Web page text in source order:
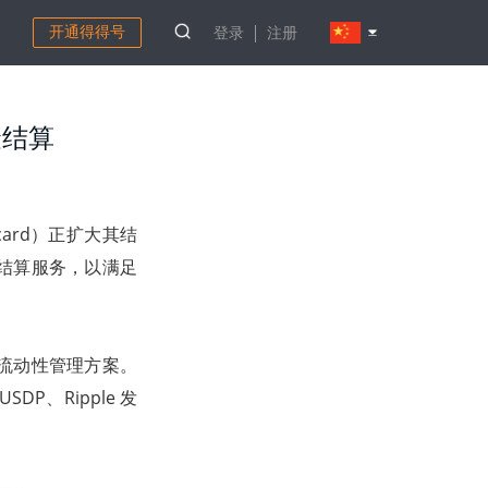
开通得得号 登录 注册
算
）正扩大其结
算服务，以满足
性管理方案。
、Ripple 发